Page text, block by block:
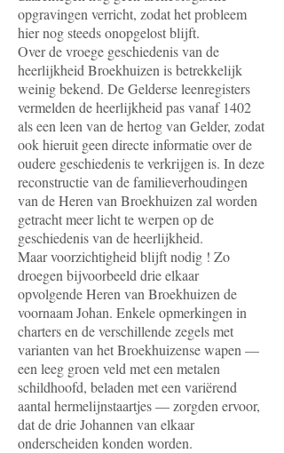
opgravingen verricht, zodat het probleem
hier nog steeds onopgelost blijft.
Over de vroege geschiedenis van de
heerlijkheid Broekhuizen is betrekkelijk
weinig bekend. De Gelderse leenregisters
vermelden de heerlijkheid pas vanaf 1402
als een leen van de hertog van Gelder, zodat
ook hieruit geen directe informatie over de
oudere geschiedenis te verkrijgen is. In deze
reconstructie van de familieverhoudingen
van de Heren van Broekhuizen zal worden
getracht meer licht te werpen op de
geschiedenis van de heerlijkheid.
Maar voorzichtigheid blijft nodig ! Zo
droegen bijvoorbeeld drie elkaar
opvolgende Heren van Broekhuizen de
voornaam Johan. Enkele opmerkingen in
charters en de verschillende zegels met
varianten van het Broekhuizense wapen —
een leeg groen veld met een metalen
schildhoofd, beladen met een variërend
aantal hermelijnstaartjes — zorgden ervoor,
dat de drie Johannen van elkaar
onderscheiden konden worden.